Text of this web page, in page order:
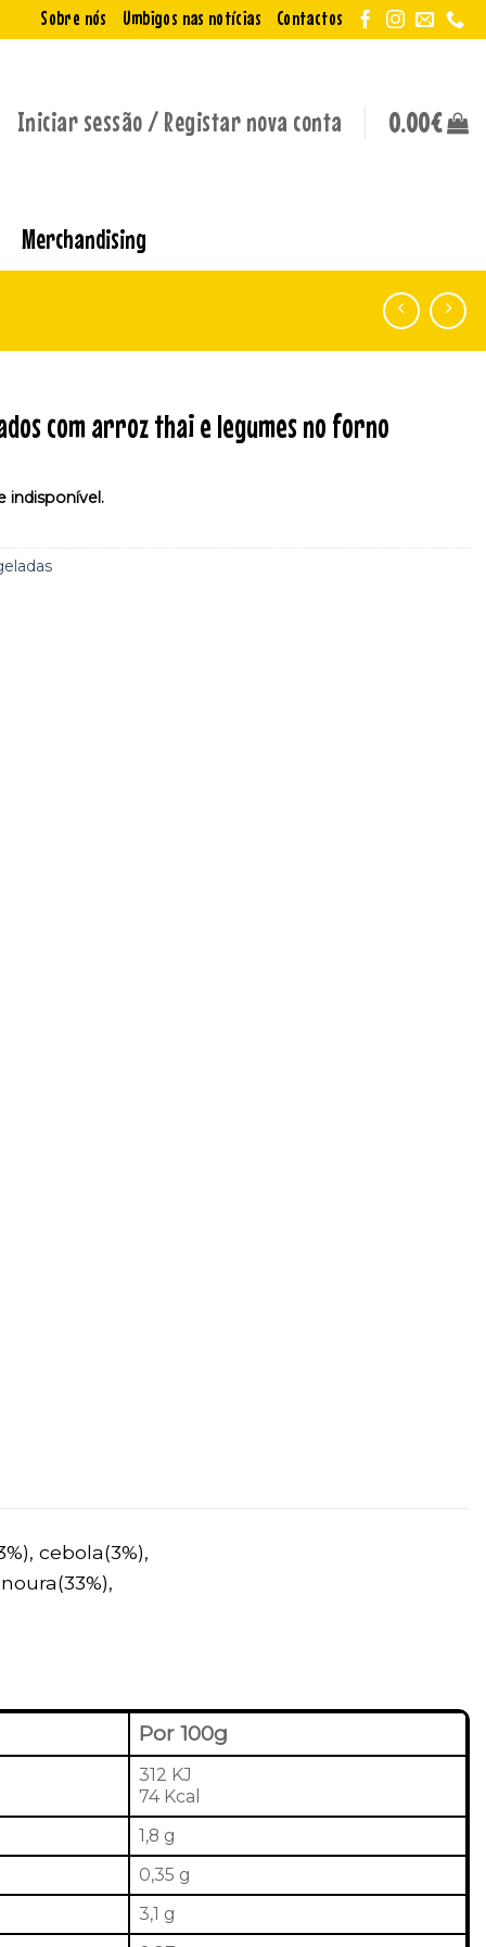
Sobre nós Umbigos nas notícias Contactos
Iniciar sessão / Registar nova conta 0.00€
Merchandising
com arroz thai e legumes no forno
indisponível.
cebola(3%),
Por 100g
312 KJ
74 Kcal
1,8 g
0,35 g
3,1 g